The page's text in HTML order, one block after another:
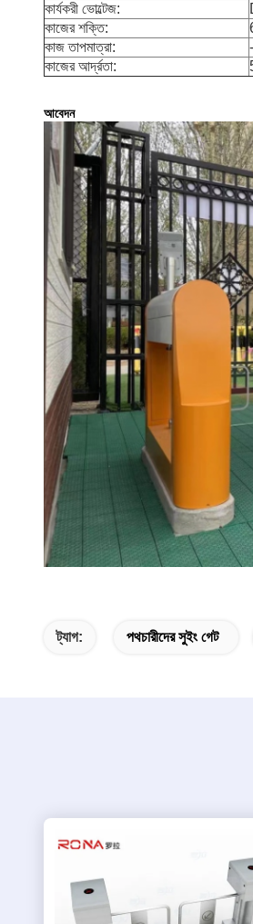
কার্যকরী ভোল্টেজ:
কাজের শক্তি:
কাজ তাপমাত্রা:
কাজের আর্দ্রতা:
আবেদন
ট্যাগ: পথচারীদের সুইং গেট